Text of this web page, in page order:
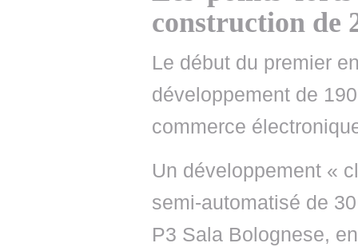
construction de
Le début du premier
développement de
commerce
Un développement «
semi-automatisé de
P3 Sala Bolognese,